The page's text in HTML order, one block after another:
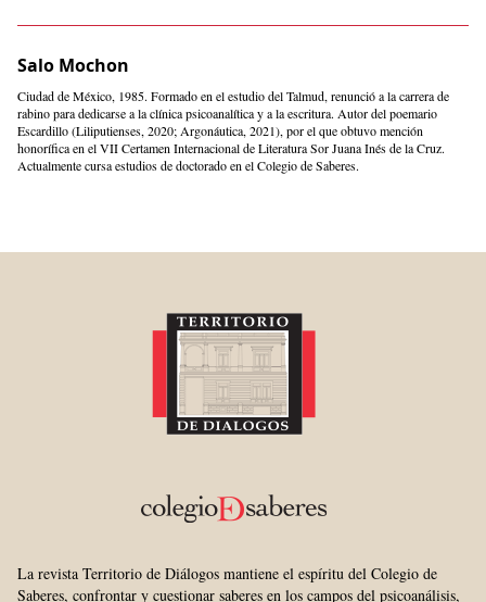
Salo Mochon
Ciudad de México, 1985. Formado en el estudio del Talmud, renunció a la carrera de
rabino para dedicarse a la clínica psicoanalítica y a la escritura. Autor del poemario
Escardillo (Liliputienses, 2020; Argonáutica, 2021), por el que obtuvo mención
honorífica en el VII Certamen Internacional de Literatura Sor Juana Inés de la Cruz.
Actualmente cursa estudios de doctorado en el Colegio de Saberes.
La revista Territorio de Diálogos mantiene el espíritu del Colegio de
Saberes, confrontar y cuestionar saberes en los campos del psicoanálisis,